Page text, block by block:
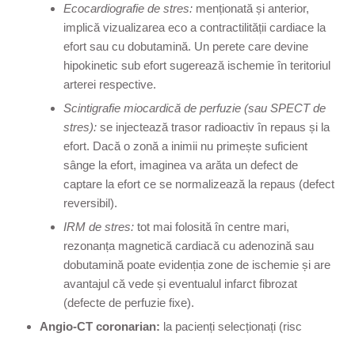
Ecocardiografie de stres: menționată și anterior,
implică vizualizarea eco a contractilității cardiace la
efort sau cu dobutamină. Un perete care devine
hipokinetic sub efort sugerează ischemie în teritoriul
arterei respective.
Scintigrafie miocardică de perfuzie (sau SPECT de
stres): se injectează trasor radioactiv în repaus și la
efort. Dacă o zonă a inimii nu primește suficient
sânge la efort, imaginea va arăta un defect de
captare la efort ce se normalizează la repaus (defect
reversibil).
IRM de stres: tot mai folosită în centre mari,
rezonanța magnetică cardiacă cu adenozină sau
dobutamină poate evidenția zone de ischemie și are
avantajul că vede și eventualul infarct fibrozat
(defecte de perfuzie fixe).
Angio-CT coronarian: la pacienți selecționați (risc